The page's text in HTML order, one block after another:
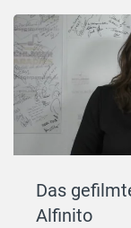
Das
Alfinito